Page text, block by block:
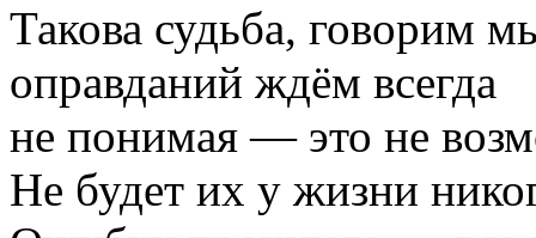
Такова судьба, говорим
оправданий ждём всегда
не понимая — это не
Не будет их у жизни